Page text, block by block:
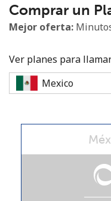
Mínimo 8 caracteres
Una letra mayúscula y
Un número
Mantente en
ofertas.
Al abrir una cuenta
Términos y
Comprar un
Mejor oferta:
Ver planes para